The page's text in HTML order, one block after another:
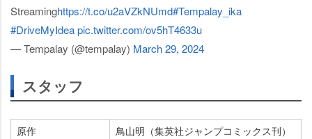
Streaminghttps://t.co/u2aVZkNUmd#Tempalay_ika
#DriveMyIdeapic.twitter.com/ov5hT4633u
— Tempalay (@tempalay) March 29, 2024
スタッフ
原作
鳥山明（集英社ジャンプコミックス刊）